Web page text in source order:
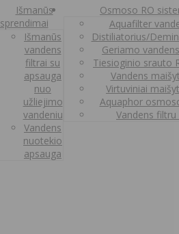
Išmanūs
sprendimai
Išmanūs
vandens
filtrai su
apsauga
nuo
užliejimo
vandeniu
Vandens
nuotekio
apsauga
Osmoso RO
Aquafilter
Distiliatorius/
Geriamo
Tiesioginio srauto
Vandens
Virtuviniai
Aquaphor
Vandens filtru